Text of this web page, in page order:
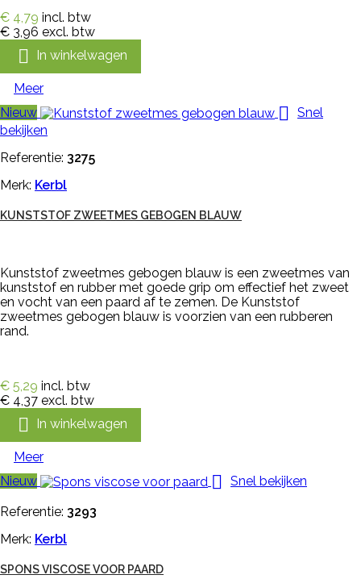
€ 4,79 incl. btw
€ 3,96 excl. btw
 In winkelwagen
Meer
Nieuw
 Snel
bekijken
Referentie: 3275
Merk: Kerbl
KUNSTSTOF ZWEETMES GEBOGEN BLAUW
Kunststof zweetmes gebogen blauw is een zweetmes van
kunststof en rubber met goede grip om effectief het zweet
en vocht van een paard af te zemen. De Kunststof
zweetmes gebogen blauw is voorzien van een rubberen
rand.
€ 5,29 incl. btw
€ 4,37 excl. btw
 In winkelwagen
Meer
Nieuw
 Snel bekijken
Referentie: 3293
Merk: Kerbl
SPONS VISCOSE VOOR PAARD